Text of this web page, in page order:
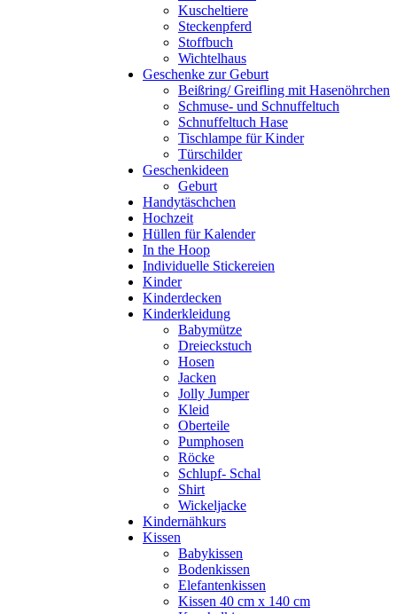
Kuscheltiere
Steckenpferd
Stoffbuch
Wichtelhaus
Geschenke zur Geburt
Beißring/ Greifling mit Hasenöhrchen
Schmuse- und Schnuffeltuch
Schnuffeltuch Hase
Tischlampe für Kinder
Türschilder
Geschenkideen
Geburt
Handytäschchen
Hochzeit
Hüllen für Kalender
In the Hoop
Individuelle Stickereien
Kinder
Kinderdecken
Kinderkleidung
Babymütze
Dreieckstuch
Hosen
Jacken
Jolly Jumper
Kleid
Oberteile
Pumphosen
Röcke
Schlupf- Schal
Shirt
Wickeljacke
Kindernähkurs
Kissen
Babykissen
Bodenkissen
Elefantenkissen
Kissen 40 cm x 140 cm